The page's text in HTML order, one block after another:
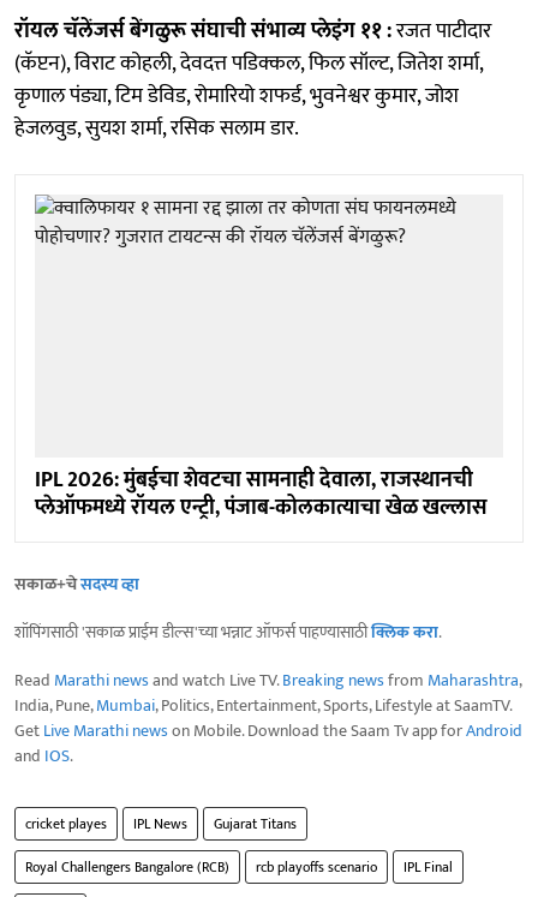
रॉयल चॅलेंजर्स बेंगळुरू संघाची संभाव्य प्लेइंग ११ :रजत पाटीदार
(कॅप्टन), विराट कोहली, देवदत्त पडिक्कल, फिल सॉल्ट, जितेश शर्मा,
कृणाल पंड्या, टिम डेविड, रोमारियो शफर्ड, भुवनेश्वर कुमार, जोश
हेजलवुड, सुयश शर्मा, रसिक सलाम डार.
IPL 2026: मुंबईचा शेवटचा सामनाही देवाला, राजस्थानची
प्लेऑफमध्ये रॉयल एन्ट्री, पंजाब-कोलकात्याचा खेळ खल्लास
सकाळ+चेसदस्य व्हा
शॉपिंगसाठी 'सकाळ प्राईम डील्स'च्या भन्नाट ऑफर्स पाहण्यासाठीक्लिक करा.
Read Marathi newsand watch Live TV.Breaking newsfrom Maharashtra,
India, Pune,Mumbai, Politics, Entertainment, Sports, Lifestyle at SaamTV.
GetLive Marathi newson Mobile. Download the Saam Tv app forAndroid
and IOS.
cricket playes IPL News
Gujarat Titans
Royal Challengers Bangalore (RCB)
rcb playoffs scenario
IPL Final